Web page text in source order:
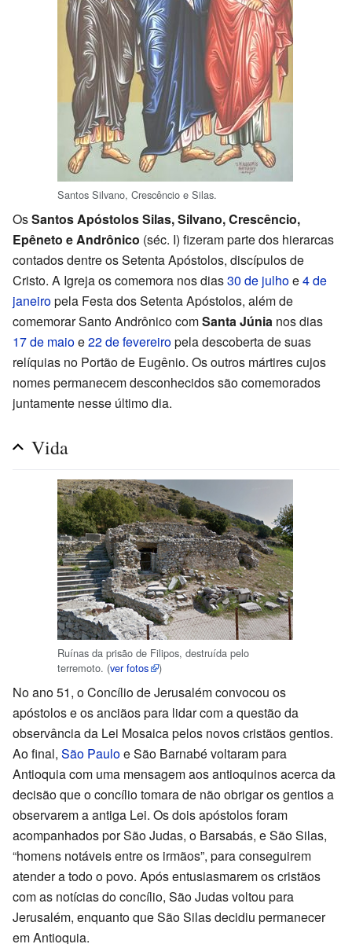
Santos Silvano, Crescêncio e Silas.
OsSantos Apóstolos Silas, Silvano, Crescêncio,
Epêneto e Andrônico (séc. I) fizeram parte dos hierarcas
contados dentre os Setenta Apóstolos, discípulos de
Cristo. A Igreja os comemora nos dias30 de julhoe4 de
janeiropela Festa dos Setenta Apóstolos, além de
comemorar Santo Andrônico comSanta Júnia nos dias
17 de maioe22 de fevereiropela descoberta de suas
relíquias no Portão de Eugênio. Os outros mártires cujos
nomes permanecem desconhecidos são comemorados
juntamente nesse último dia.
Vida
Ruínas da prisão de Filipos, destruída pelo
terremoto. (ver fotos )
No ano 51, o Concílio de Jerusalém convocou os
apóstolos e os anciãos para lidar com a questão da
observância da Lei Mosaica pelos novos cristãos gentios.
Ao final, São Pauloe São Barnabé voltaram para
Antioquia com uma mensagem aos antioquinos acerca da
decisão que o concílio tomara de não obrigar os gentios a
observarem a antiga Lei. Os dois apóstolos foram
acompanhados por São Judas, o Barsabás, e São Silas,
“homens notáveis entre os irmãos”, para conseguirem
atender a todo o povo. Após entusiasmarem os cristãos
com as notícias do concílio, São Judas voltou para
Jerusalém, enquanto que São Silas decidiu permanecer
em Antioquia.